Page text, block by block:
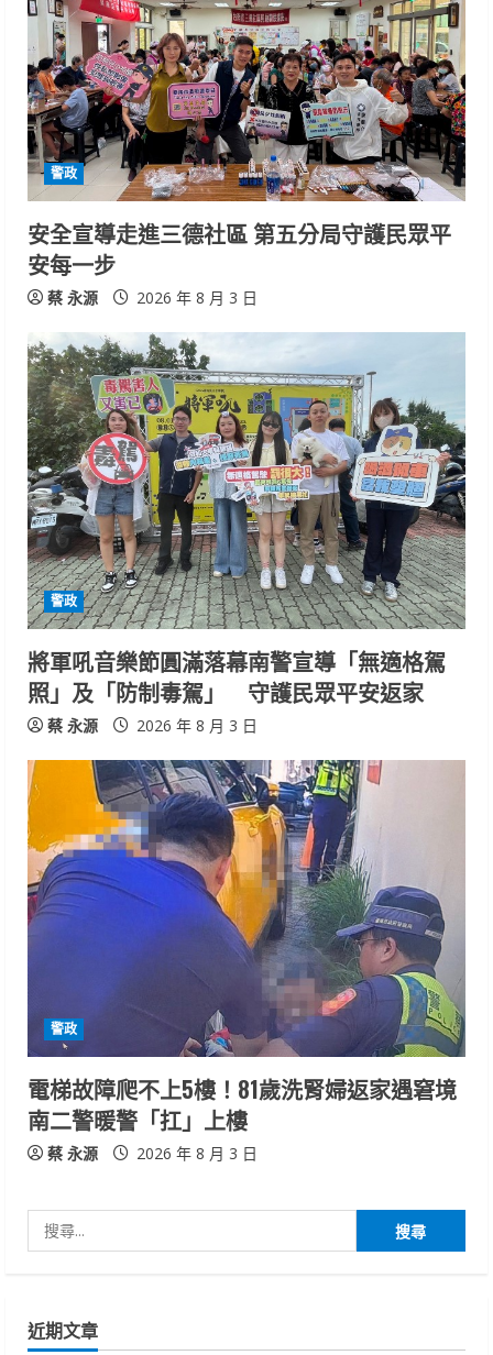
R
e
a
d
i
n
g
警政
安全宣導走進三德社區 第五分局守護民眾平
安每一步
蔡 永源 2026 年 8 月 3 日
警政
將軍吼音樂節圓滿落幕南警宣導「無適格駕
照」及「防制毒駕」 守護民眾平安返家
蔡 永源 2026 年 8 月 3 日
警政
電梯故障爬不上5樓！81歲洗腎婦返家遇窘境
南二警暖警「扛」上樓
蔡 永源 2026 年 8 月 3 日
尋
字:
近期文章